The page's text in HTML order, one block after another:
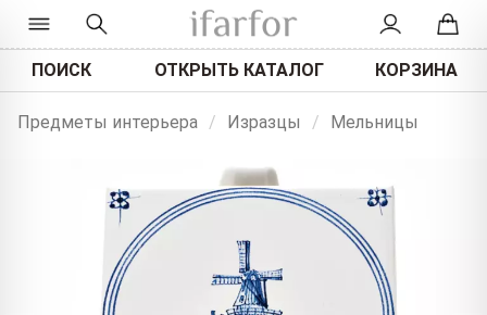
ПОИСК ОТКРЫТЬ КАТАЛОГ КОРЗИНА
Предметы интерьера / Изразцы / Мельницы